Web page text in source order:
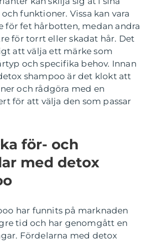
funktioner. Vissa kan vara
för fet hårbotten, medan andra
för torrt eller skadat hår. Det
att välja ett märke som
och specifika behov. Innan
shampoo är det klokt att
och rådgöra med en
för att välja den som passar
för- och
med detox
har funnits på marknaden
tid och har genomgått en
Fördelarna med detox